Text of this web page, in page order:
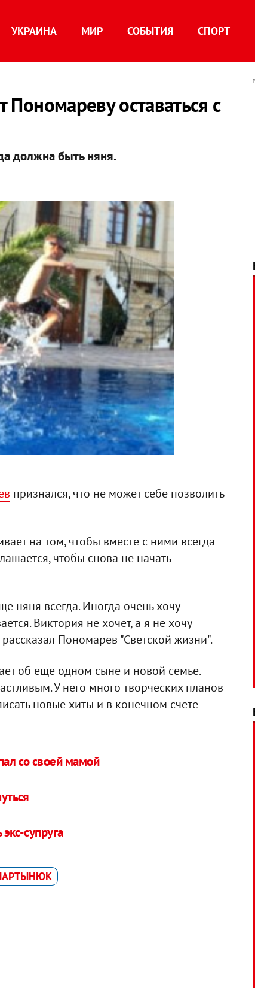
УКРАИНА МИР СОБЫТИЯ СПОРТ
Пономареву оставаться с
должна быть няня.
признался, что не может себе позволить
на том, чтобы вместе с ними всегда
чтобы снова не начать
няня всегда. Иногда очень хочу
Виктория не хочет, а я не хочу
Пономарев "Светской жизни".
об еще одном сыне и новой семье.
У него много творческих планов
новые хиты и в конечном счете
со своей мамой
супруга